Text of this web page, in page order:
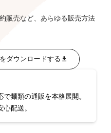
販売など、あらゆる販売方法
ダウンロードする
麺類の通販を本格展開。
配送。